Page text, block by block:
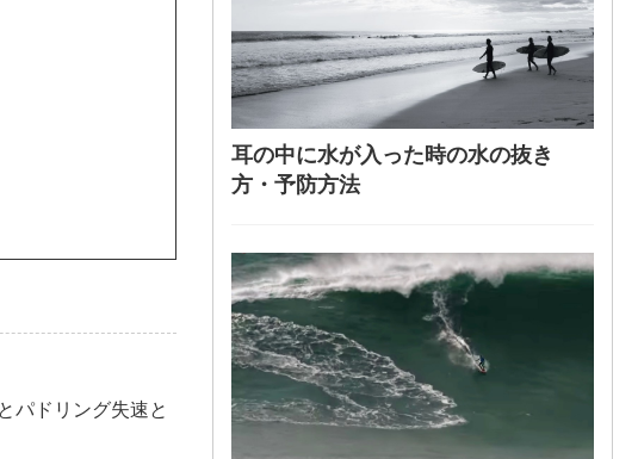
パドリング失速と
耳の中に水が入った時の水の抜き
方・予防方法